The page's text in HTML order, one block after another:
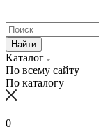
Найти
Каталог
По всему сайту
По каталогу
0